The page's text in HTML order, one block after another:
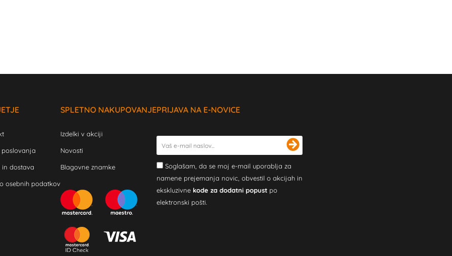
poslovanja
in dostava
osebnih podatkov
SPLETNO NAKUPOVANJE
Izdelki v akciji
Novosti
Blagovne znamke
PRIJAVA NA E-NOVICE
Soglašam, da se moj e-mail uporablja za
namene prejemanja novic, obvestil o akcijah in
ekskluzivne kode za dodatni popust po
elektronski pošti.